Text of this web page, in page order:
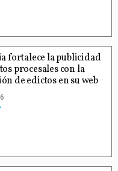
fortalece la publicidad
procesales con la
de edictos en su web